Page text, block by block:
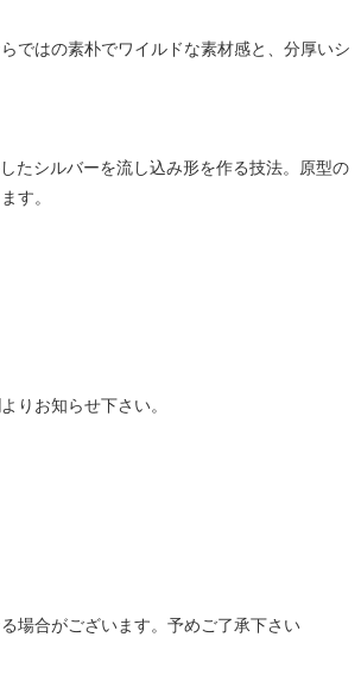
ではの素朴でワイルドな素材感と、分厚いシ
たシルバーを流し込み形を作る技法。原型の
す。
りお知らせ下さい。
場合がございます。予めご了承下さい